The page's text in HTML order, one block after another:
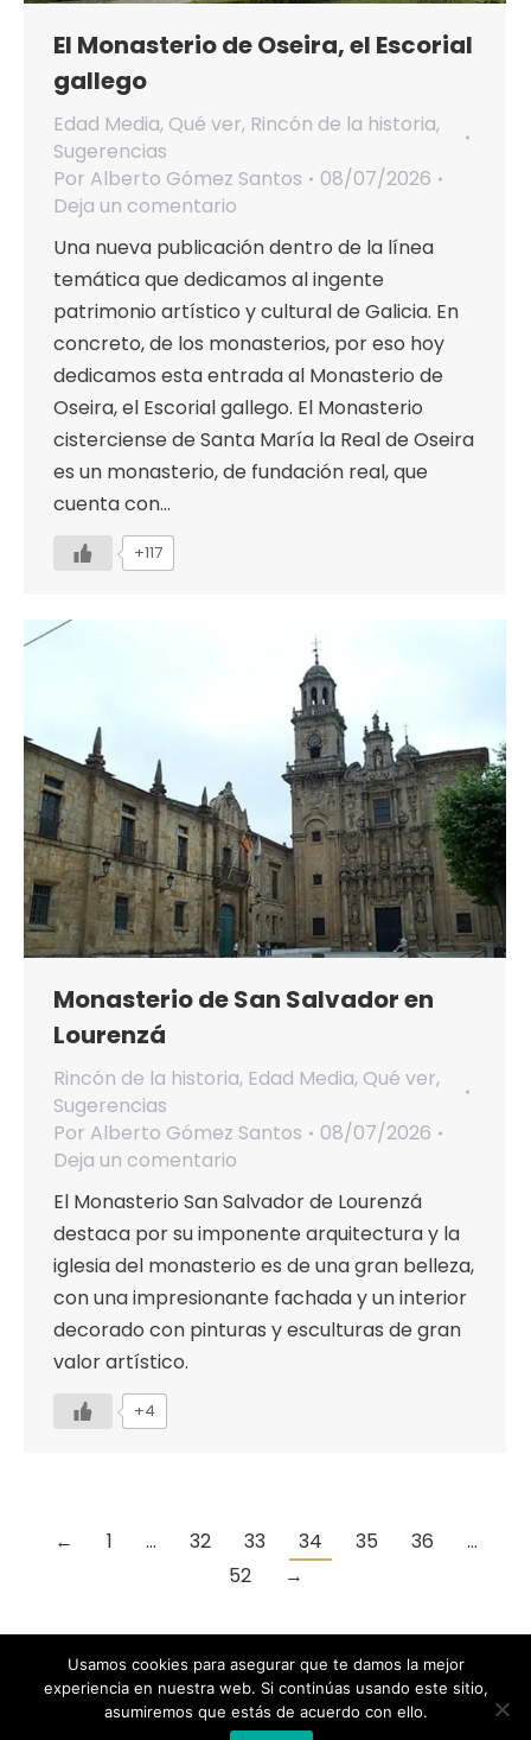
El Monasterio de Oseira, el Escorial
gallego
Edad Media, Qué ver, Rincón de la historia,
Sugerencias
Por Alberto Gómez Santos
08/07/2026
Deja un comentario
Una nueva publicación dentro de la línea
temática que dedicamos al ingente
patrimonio artístico y cultural de Galicia. En
concreto, de los monasterios, por eso hoy
dedicamos esta entrada al Monasterio de
Oseira, el Escorial gallego. El Monasterio
cisterciense de Santa María la Real de Oseira
es un monasterio, de fundación real, que
cuenta con…
+117
Monasterio de San Salvador en
Lourenzá
Rincón de la historia, Edad Media, Qué ver,
Sugerencias
Por Alberto Gómez Santos
08/07/2026
Deja un comentario
El Monasterio San Salvador de Lourenzá
destaca por su imponente arquitectura y la
iglesia del monasterio es de una gran belleza,
con una impresionante fachada y un interior
decorado con pinturas y esculturas de gran
valor artístico.
+4
← 1 … 32 33 34 35 36
…
52
→
Designed by Animation Graphics
POLÍTICA DE PRIVACIDAD |COOKIES |
Usamos cookies para asegurar que te damos la mejor
experiencia en nuestra web. Si continúas usando este sitio,
asumiremos que estás de acuerdo con ello.